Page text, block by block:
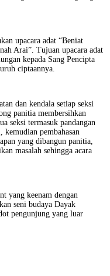
upacara adat “Beniat
Arai”. Tujuan upacara adat
kepada Sang Pencipta
ciptaannya.
dan kendala setiap seksi
panitia membersihkan
seksi termasuk pandangan
kemudian pembahasan
yang dibangun panitia,
masalah sehingga acara
yang keenam dengan
seni budaya Dayak
pengunjung yang luar